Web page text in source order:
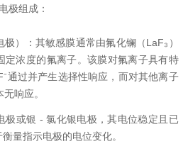
极组成：
）：其敏感膜通常由氟化镧（LaF₃）
定浓度的氟离子。该膜对氟离子具有特
通过并产生选择性响应，而对其他离子
无响应。
极或银 - 氯化银电极，其电位稳定且已
量指示电极的电位变化。